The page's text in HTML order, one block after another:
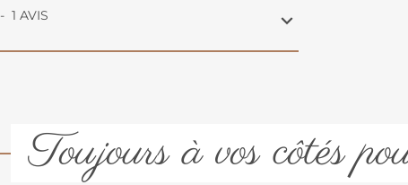
- 1 AVIS
Toujours à vos côtés